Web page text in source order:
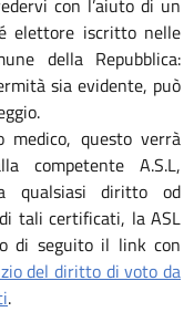
elettore iscritto nelle
della Repubblica:
sia evidente, può
medico, questo verrà
competente A.S.L,
qualsiasi diritto od
tali certificati, la ASL
di seguito il link con
del diritto di voto da
.